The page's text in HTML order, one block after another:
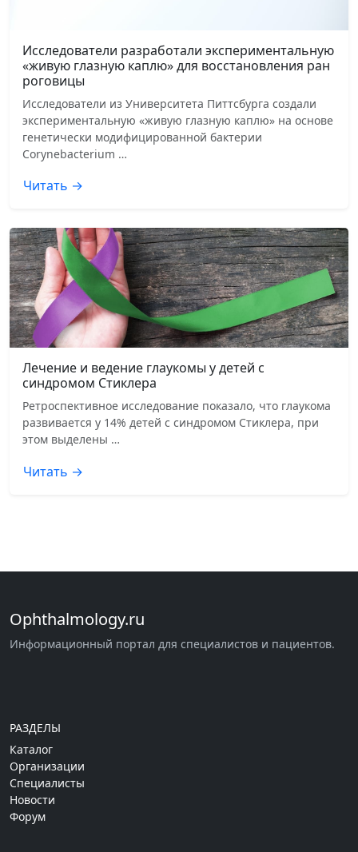
Исследователи разработали экспериментальную
«живую глазную каплю» для восстановления ран
роговицы
Исследователи из Университета Питтсбурга создали
экспериментальную «живую глазную каплю» на основе
генетически модифицированной бактерии
Corynebacterium …
Читать →
Лечение и ведение глаукомы у детей с
синдромом Стиклера
Ретроспективное исследование показало, что глаукома
развивается у 14% детей с синдромом Стиклера, при
этом выделены …
Читать →
Ophthalmology.ru
Информационный портал для специалистов и пациентов.
РАЗДЕЛЫ
Каталог
Организации
Специалисты
Новости
Форум